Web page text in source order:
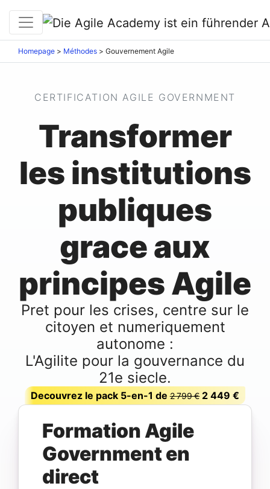
Homepage > Méthodes > Gouvernement Agile
CERTIFICATION AGILE GOVERNMENT
Transformer
les institutions
publiques
grace aux
principes Agile
Pret pour les crises, centre sur le
citoyen et numeriquement
autonome :
L'Agilite pour la gouvernance du
21e siecle.
Decouvrez le pack 5-en-1 de2 799 €2 449 €
Formation Agile
Government en
direct